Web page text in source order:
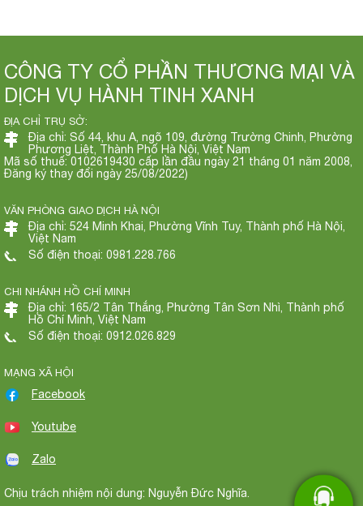
CÔNG TY CỔ PHẦN THƯƠNG MẠI VÀ
DỊCH VỤ HÀNH TINH XANH
ĐỊA CHỈ TRỤ SỞ:
Địa chỉ: Số 44, khu A, ngõ 109, đường Trường Chinh, Phường
Phương Liệt, Thành Phố Hà Nội, Việt Nam
Mã số thuế: 0102619430 cấp lần đầu ngày 21 tháng 01 năm 2008,
Đăng ký thay đổi ngày 25/08/2022)
VĂN PHÒNG GIAO DỊCH HÀ NỘI
Địa chỉ: 524 Minh Khai, Phường Vĩnh Tuy, Thành phố Hà Nội,
Việt Nam
Số điện thoại: 0981.228.766
CHI NHÁNH HỒ CHÍ MINH
Địa chỉ: 165/2 Tân Thắng, Phường Tân Sơn Nhì, Thành phố
Hồ Chí Minh, Việt Nam
Số điện thoại: 0912.026.829
MẠNG XÃ HỘI
Facebook
Youtube
Zalo
Chịu trách nhiệm nội dung: Nguyễn Đức Nghĩa.